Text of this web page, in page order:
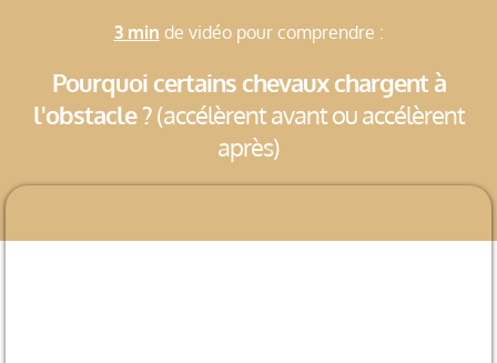
3 min de vidéo pour comprendre :
Pourquoi certains chevaux chargent à
l'obstacle ?(accélèrent avant ou accélèrent
après)